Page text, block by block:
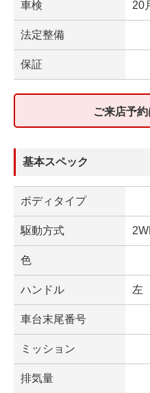
車検 20
法定整備
保証
ご来店予
基本スペック
ボディタイプ
駆動方式
色
ハンドル 左
車台末尾番号
ミッション
排気量